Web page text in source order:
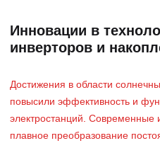
Инновации в
инверторов и
Достижения в области
повысили эффективность и
электростанций. Современные
плавное преобразование